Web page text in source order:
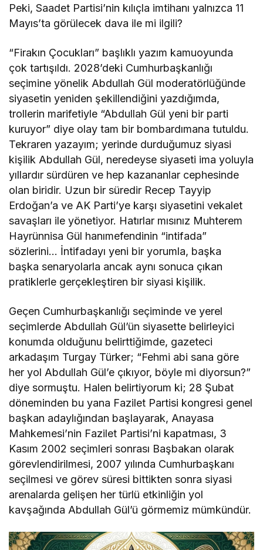
Peki, Saadet Partisi’nin kılıçla imtihanı yalnızca 11
Mayıs’ta görülecek dava ile mi ilgili?
“Firakın Çocukları” başlıklı yazım kamuoyunda
çok tartışıldı. 2028’deki Cumhurbaşkanlığı
seçimine yönelik Abdullah Gül moderatörlüğünde
siyasetin yeniden şekillendiğini yazdığımda,
trollerin marifetiyle “Abdullah Gül yeni bir parti
kuruyor” diye olay tam bir bombardımana tutuldu.
Tekraren yazayım; yerinde durduğumuz siyasi
kişilik Abdullah Gül, neredeyse siyaseti ima yoluyla
yıllardır sürdüren ve hep kazananlar cephesinde
olan biridir. Uzun bir süredir Recep Tayyip
Erdoğan’a ve AK Parti’ye karşı siyasetini vekalet
savaşları ile yönetiyor. Hatırlar mısınız Muhterem
Hayrünnisa Gül hanımefendinin “intifada”
sözlerini… İntifadayı yeni bir yorumla, başka
başka senaryolarla ancak aynı sonuca çıkan
pratiklerle gerçekleştiren bir siyasi kişilik.
Geçen Cumhurbaşkanlığı seçiminde ve yerel
seçimlerde Abdullah Gül’ün siyasette belirleyici
konumda olduğunu belirttiğimde, gazeteci
arkadaşım Turgay Türker; “Fehmi abi sana göre
her yol Abdullah Gül’e çıkıyor, böyle mi diyorsun?”
diye sormuştu. Halen belirtiyorum ki; 28 Şubat
döneminden bu yana Fazilet Partisi kongresi genel
başkan adaylığından başlayarak, Anayasa
Mahkemesi’nin Fazilet Partisi’ni kapatması, 3
Kasım 2002 seçimleri sonrası Başbakan olarak
görevlendirilmesi, 2007 yılında Cumhurbaşkanı
seçilmesi ve görev süresi bittikten sonra siyasi
arenalarda gelişen her türlü etkinliğin yol
kavşağında Abdullah Gül’ü görmemiz mümkündür.